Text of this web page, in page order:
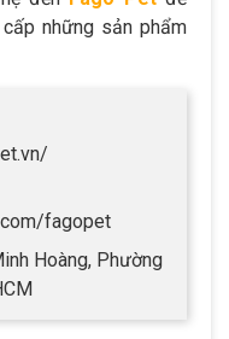
những sản phẩm
fagopet
Hoàng, Phường